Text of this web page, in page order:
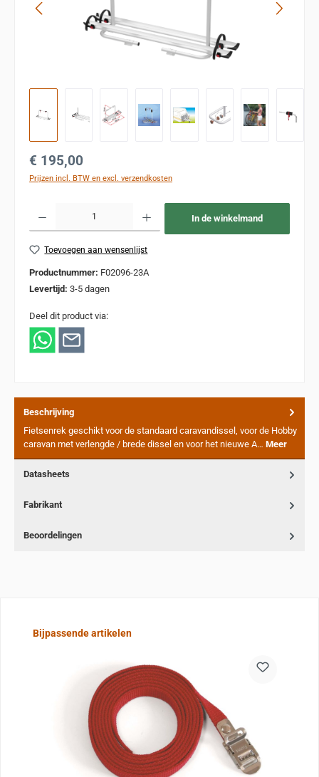
Normale prijs:
€ 195,00
Prijzen incl. BTW en excl. verzendkosten
In de winkelmand
Toevoegen aan wensenlijst
Productnummer: F02096-23A
Levertijd: 3-5 dagen
Deel dit product via:
Beschrijving
Fietsenrek geschikt voor de standaard caravandissel, voor de Hobby
caravan met verlengde / brede dissel en voor het nieuwe A… Meer
Datasheets
Fabrikant
Beoordelingen
Sla de afbeeldingengalerij over
Bijpassende artikelen